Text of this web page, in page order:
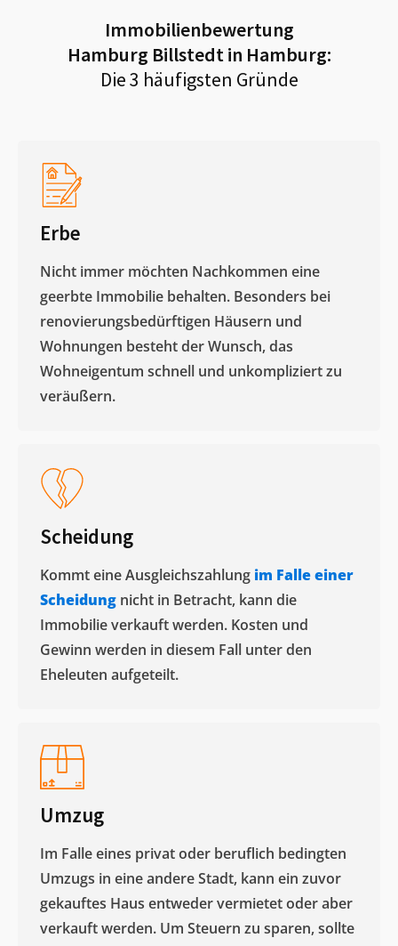
Immobilienbewertung
Hamburg Billstedt in Hamburg:
Die 3 häufigsten Gründe
Erbe
Nicht immer möchten Nachkommen eine
geerbte Immobilie behalten. Besonders bei
renovierungsbedürftigen Häusern und
Wohnungen besteht der Wunsch, das
Wohneigentum schnell und unkompliziert zu
veräußern. ​
Scheidung
Kommt eine Ausgleichszahlung im Falle einer
Scheidung nicht in Betracht, kann die
Immobilie verkauft werden. Kosten und
Gewinn werden in diesem Fall unter den
Eheleuten aufgeteilt.​
Umzug
Im Falle eines privat oder beruflich bedingten
Umzugs in eine andere Stadt, kann ein zuvor
gekauftes Haus entweder vermietet oder aber
verkauft werden. Um Steuern zu sparen, sollte